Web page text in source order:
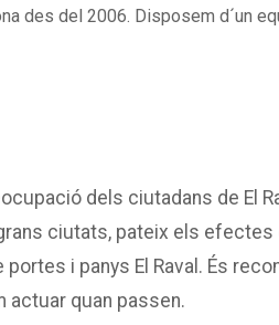
des del 2006. Disposem d´un
dels ciutadans de El
ciutats, pateix els efectes
i panys El Raval. És
actuar quan passen.